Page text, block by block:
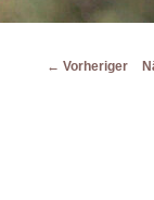
← Vorheriger